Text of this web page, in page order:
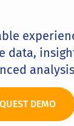
data,
analysis.
DEMO